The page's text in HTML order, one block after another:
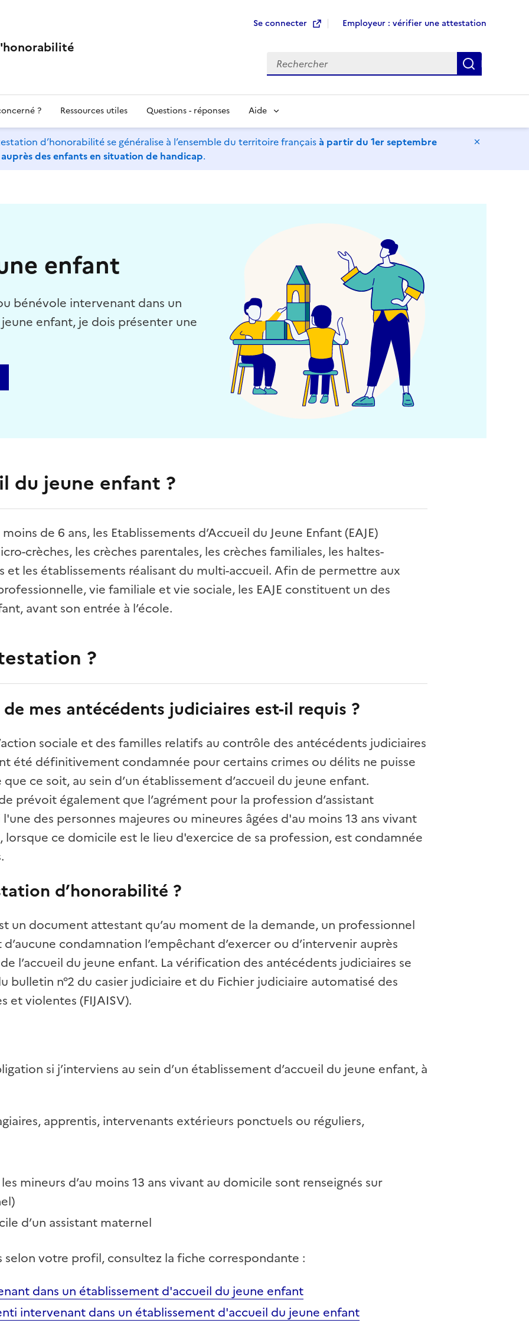
Se connecter Employeur : vérifier une attestation
Recherche
? Ressources utiles Questions - réponses Aide
d’honorabilité se généralise à l’ensemble du territoire françaisà partir du 1er septembre
des enfants en situation de handicap.
enfant
bénévole intervenant dans un
enfant, je dois présenter une
du jeune enfant ?
de 6 ans, les Etablissements d’Accueil du Jeune Enfant (EAJE)
crèches, les crèches parentales, les crèches familiales, les haltes-
et les établissements réalisant du multi-accueil. Afin de permettre aux
vie familiale et vie sociale, les EAJE constituent un des
avant son entrée à l’école.
?
mes antécédents judiciaires est-il requis ?
sociale et des familles relatifs au contrôle des antécédents judiciaires
été définitivement condamnée pour certains crimes ou délits ne puisse
ce soit, au sein d’un établissement d’accueil du jeune enfant.
prévoit également que l’agrément pour la profession d’assistant
des personnes majeures ou mineures âgées d'au moins 13 ans vivant
ce domicile est le lieu d'exercice de sa profession, est condamnée
d’honorabilité ?
un document attestant qu’au moment de la demande, un professionnel
condamnation l’empêchant d’exercer ou d’intervenir auprès
l’accueil du jeune enfant. La vérification des antécédents judiciaires se
n°2 du casier judiciaire et du Fichier judiciaire automatisé des
et violentes (FIJAISV).
si j’interviens au sein d’un établissement d’accueil du jeune enfant, à
apprentis, intervenants extérieurs ponctuels ou réguliers,
mineurs d’au moins 13 ans vivant au domicile sont renseignés sur
d’un assistant maternel
selon votre profil, consultez la fiche correspondante :
dans un établissement d'accueil du jeune enfant
intervenant dans un établissement d'accueil du jeune enfant